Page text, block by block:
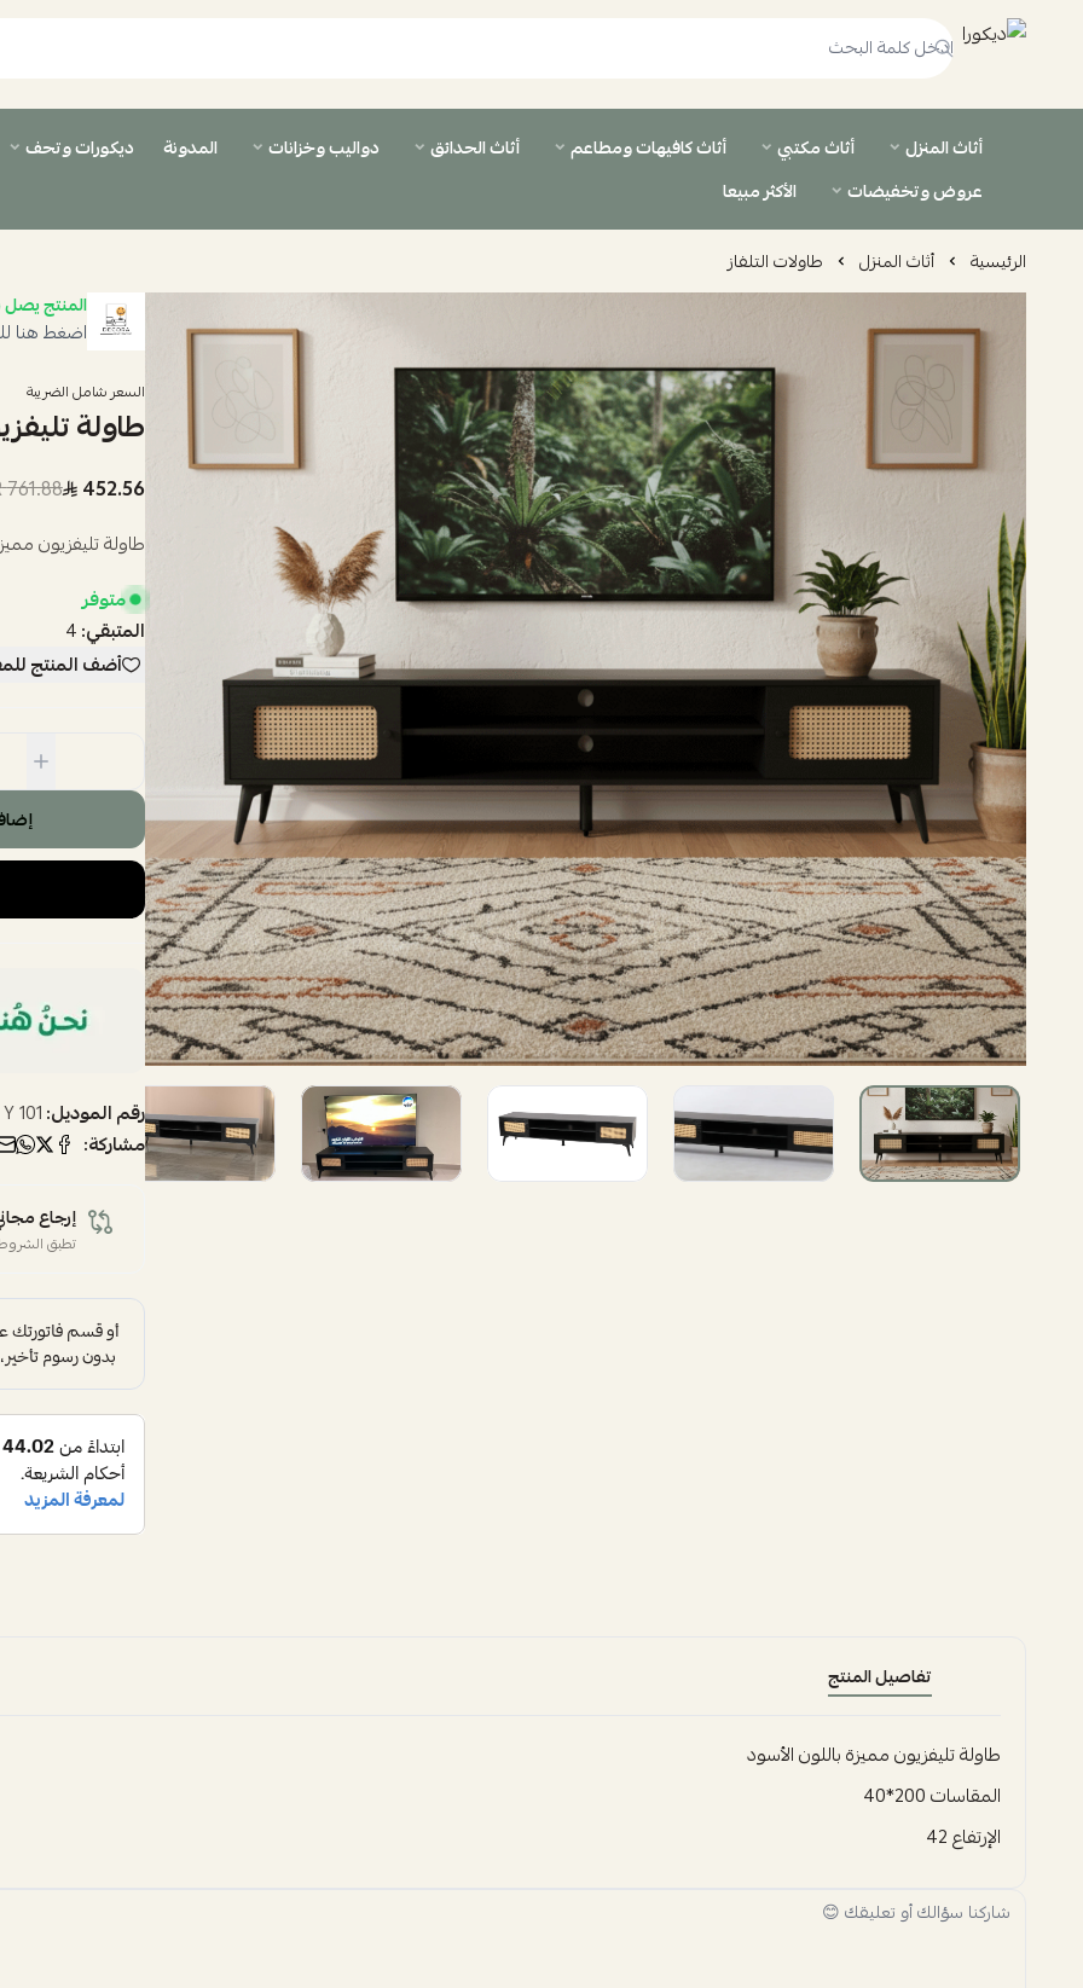
أثاث المنزل أثاث مكتبي أثاث كافيهات ومطاعم أثاث الحدائق دواليب وخزانات المدونة ديكورات وتحف
عروض وتخفيضات
الأكثر مبيعا
الرئيسية أثاث المنزل
طاولات التلفاز
المنتج يصل
اضغط هنا
السعر شامل الضريبة
طاولة
452.56
761.88 SAR
طاولة تليفزيون مميزة
متوفر
المتبقي:4
أضف المنتج
رقم الموديل:Y 101
مشاركة:
إرجاع
تطبق
تفاصيل المنتج
طاولة تليفزيون مميزة باللون الأسود
المقاسات 200*40
الإرتفاع 42